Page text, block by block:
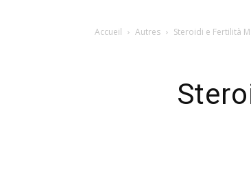
Accueil Autres Steroidi e Fertilità